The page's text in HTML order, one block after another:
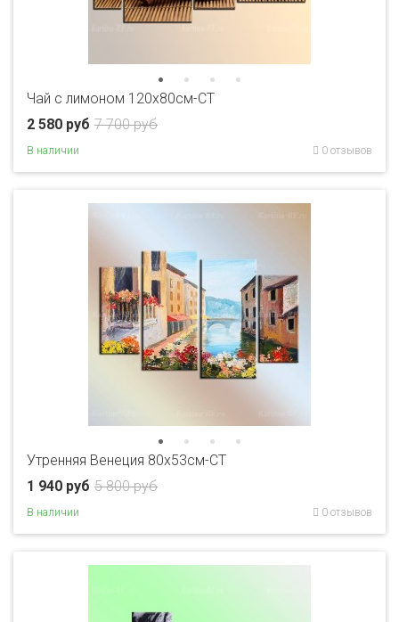
Чай с лимоном 120х80см-CT
7 700 руб
2 580 руб
В наличии 0 отзывов
Утренняя Венеция 80x53см-CT
5 800 руб
1 940 руб
В наличии 0 отзывов